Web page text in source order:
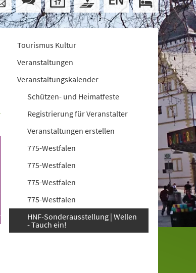
Tourismus Kultur
Veranstaltungen
Veranstaltungskalender
Schützen- und Heimatfeste
Registrierung für Veranstalter
Veranstaltungen erstellen
775-Westfalen
775-Westfalen
775-Westfalen
775-Westfalen
HNF-Sonderausstellung | Wellen
- Tauch ein!